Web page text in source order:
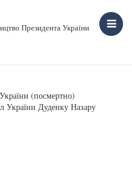
Президента України
(посмертно)
України Дуденку Назару